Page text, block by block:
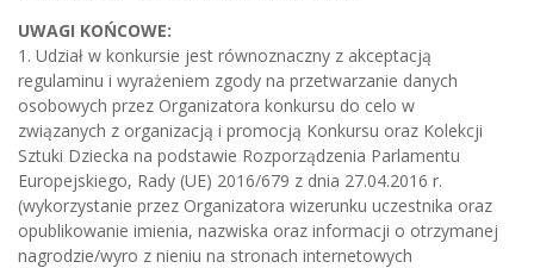
UWAGI KOŃCOWE:
1. Udział w konkursie jest równoznaczny z akceptacją
regulaminu i wyrażeniem zgody na przetwarzanie danych
osobowych przez Organizatora konkursu do celo w
związanych z organizacją i promocją Konkursu oraz Kolekcji
Sztuki Dziecka na podstawie Rozporządzenia Parlamentu
Europejskiego, Rady (UE) 2016/679 z dnia 27.04.2016 r.
(wykorzystanie przez Organizatora wizerunku uczestnika oraz
opublikowanie imienia, nazwiska oraz informacji o otrzymanej
nagrodzie/wyro z nieniu na stronach internetowych